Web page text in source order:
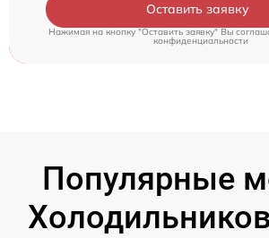
Оставить заявку
Нажимая на кнопку "Оставить заявку" Вы
конфиденциальности
Популярные